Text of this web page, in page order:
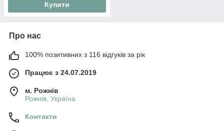
Купити
Про нас
100% позитивних з 116 відгуків за рік
Працює з 24.07.2019
м. Рожнів
Рожнів, Україна
Контакти